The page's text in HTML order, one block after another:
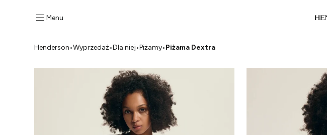
Menu
Henderson•Wyprzedaż•Dla niej•Piżamy•Piżama Dextra